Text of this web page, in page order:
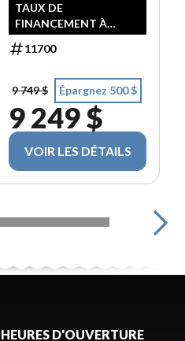
TAUX DE
FINANCEMENT À
PARTIR DE 3,99% / 24
MOIS
11700
9 749 $ Épargnez 500 $
9 249 $
VOIR LES DÉTAILS
HEURES D'OUVERTURE